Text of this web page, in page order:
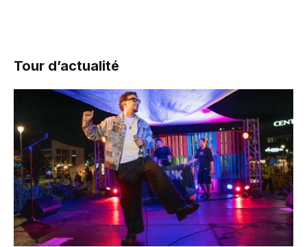
Tour d’actualité